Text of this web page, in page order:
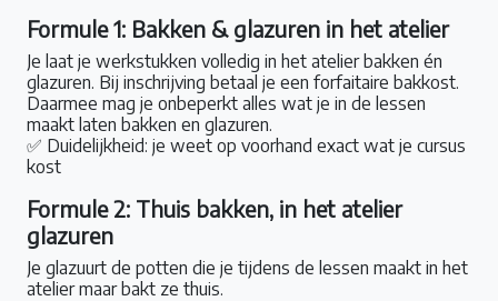
Formule 1: Bakken & glazuren in het atelier
Je laat je werkstukken volledig in het atelier bakken én
glazuren. Bij inschrijving betaal je een forfaitaire bakkost.
Daarmee mag je onbeperkt alles wat je in de lessen
maakt laten bakken en glazuren.
✅ Duidelijkheid: je weet op voorhand exact wat je cursus
kost
Formule 2: Thuis bakken, in het atelier
glazuren
Je glazuurt de potten die je tijdens de lessen maakt in het
atelier maar bakt ze thuis.